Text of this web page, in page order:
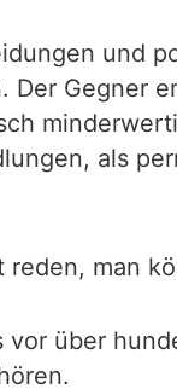
und
Der Gegner
als
man
vor über